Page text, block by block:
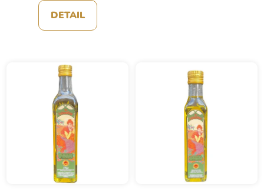
DETAIL